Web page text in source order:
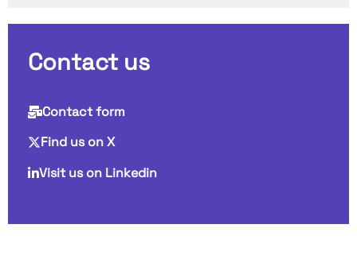
Contact us
Contact form
Find us on X
Visit us on Linkedin